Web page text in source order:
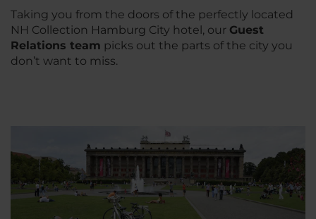
Taking you from the doors of the perfectly located
NH Collection Hamburg City hotel, our Guest
Relations team picks out the parts of the city you
don’t want to miss.